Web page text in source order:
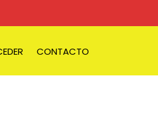
CONTACTO